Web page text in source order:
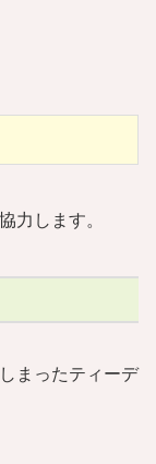
力します。
まったティーデ